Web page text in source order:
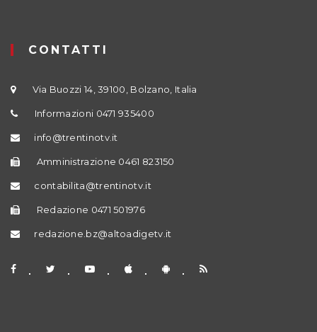
CONTATTI
Via Buozzi 14, 39100, Bolzano, Italia
Informazioni 0471 935400
info@trentinotv.it
Amministrazione 0461 823150
contabilita@trentinotv.it
Redazione 0471 501976
redazione.bz@altoadigetv.it